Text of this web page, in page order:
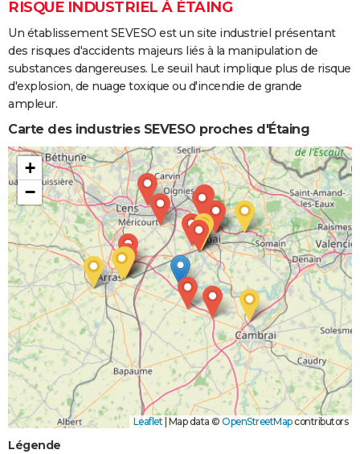
RISQUE INDUSTRIEL À ÉTAING
Un établissement SEVESO est un site industriel présentant
des risques d'accidents majeurs liés à la manipulation de
substances dangereuses. Le seuil haut implique plus de risque
d'explosion, de nuage toxique ou d'incendie de grande
ampleur.
Carte des industries SEVESO proches d'Étaing
+
−
Leaflet Map data © OpenStreetMapcontributors
Légende